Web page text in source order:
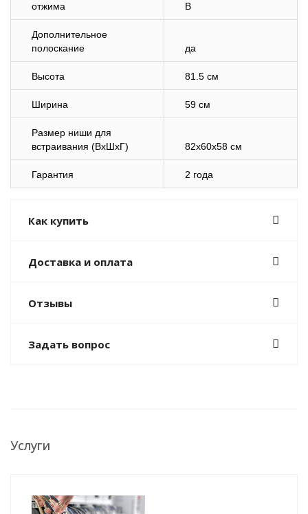
отжима B
Дополнительное
полоскание
да
Высота 81.5 см
Ширина 59 см
Размер ниши для
встраивания (ВхШхГ)
82х60х58 см
Гарантия 2 года
Как купить
Доставка и оплата
Отзывы
Задать вопрос
Услуги